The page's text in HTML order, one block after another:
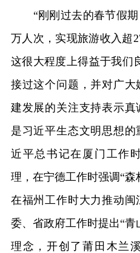
“刚刚过去的春节假期
万人次，实现旅游收入超
这很大程度上得益于我们
接过这个问题，并对广
建发展的关注支持表示
是习近平生态文明思想
近平总书记在厦门工作
理，在宁德工作时强调“森
在福州工作时大力推动
委、省政府工作时提出“
理念，开创了莆田木兰